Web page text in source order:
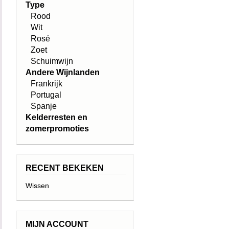
Type
Rood
Wit
Rosé
Zoet
Schuimwijn
Andere Wijnlanden
Frankrijk
Portugal
Spanje
Kelderresten en
zomerpromoties
RECENT BEKEKEN
Wissen
MIJN ACCOUNT